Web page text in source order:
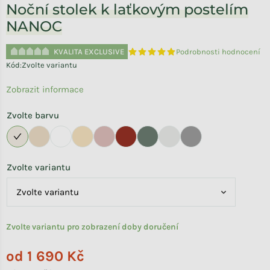
Noční stolek k laťkovým postelím
NANOC
KVALITA EXCLUSIVE
Průměrné hodnocení produktu
Podrobnosti hodnocení
Kód:Zvolte variantu
od 1 690 Kč
Zvolte variantu pro zobrazení doby doručení
Zvolte barvu
Zvolte variantu
Zobrazit informace